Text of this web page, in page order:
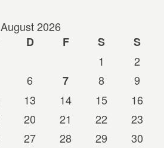
August 2026
D F S
S
1
2
6 7 8
9
13 14 15
16
20 21 22
23
27 28 29
30